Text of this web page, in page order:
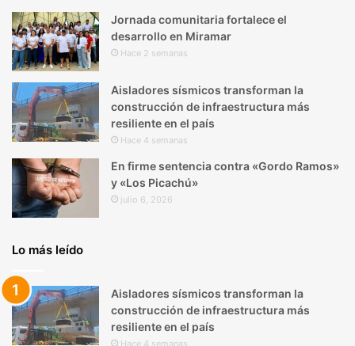
Jornada comunitaria fortalece el
desarrollo en Miramar
Hace 2 semanas
Aisladores sísmicos transforman la
construcción de infraestructura más
resiliente en el país
Hace 4 semanas
En firme sentencia contra «Gordo Ramos»
y «Los Picachú»
julio 6, 2026
Lo más leído
Aisladores sísmicos transforman la
construcción de infraestructura más
resiliente en el país
Hace 4 semanas